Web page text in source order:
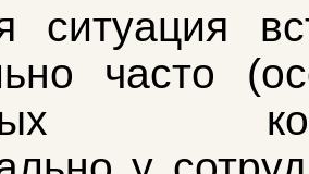
ситуация
часто